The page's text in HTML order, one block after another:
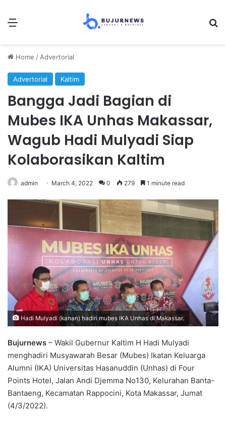
Menu
Home / Advertorial
Advertorial Kaltim
Bangga Jadi Bagian di
Mubes IKA Unhas Makassar,
Wagub Hadi Mulyadi Siap
Kolaborasikan Kaltim
admin March 4, 2022 0 279 1 minute read
Hadi Mulyadi (kanan) hadiri mubes IKA Unhas di Makassar.
Bujurnews – Wakil Gubernur Kaltim H Hadi Mulyadi
menghadiri Musyawarah Besar (Mubes) Ikatan Keluarga
Alumni (IKA) Universitas Hasanuddin (Unhas) di Four
Points Hotel, Jalan Andi Djemma No130, Kelurahan Banta-
Bantaeng, Kecamatan Rappocini, Kota Makassar, Jumat
(4/3/2022).